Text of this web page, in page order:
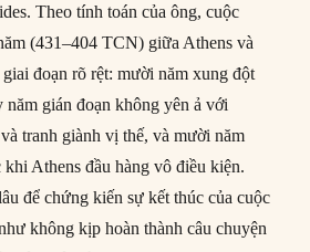
Theo tính toán của ông, cuộc
(431–404 TCN) giữa Athens và
giai đoạn rõ rệt: mười năm xung đột
năm gián đoạn không yên ả với
tranh giành vị thế, và mười năm
Athens đầu hàng vô điều kiện.
để chứng kiến sự kết thúc của cuộc
không kịp hoàn thành câu chuyện